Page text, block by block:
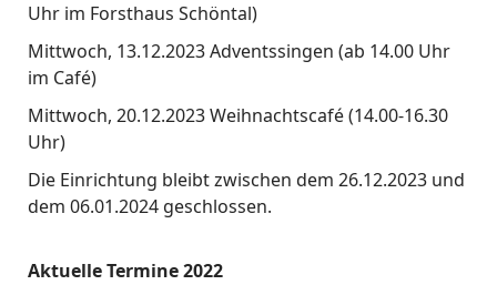
Uhr im Forsthaus Schöntal)
Mittwoch, 13.12.2023 Adventssingen (ab 14.00 Uhr
im Café)
Mittwoch, 20.12.2023 Weihnachtscafé (14.00-16.30
Uhr)
Die Einrichtung bleibt zwischen dem 26.12.2023 und
dem 06.01.2024 geschlossen.
Aktuelle Termine 2022